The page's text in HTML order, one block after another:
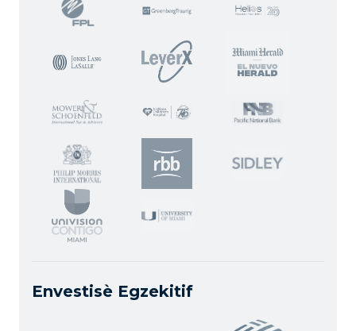
Envestisè Egzekitif